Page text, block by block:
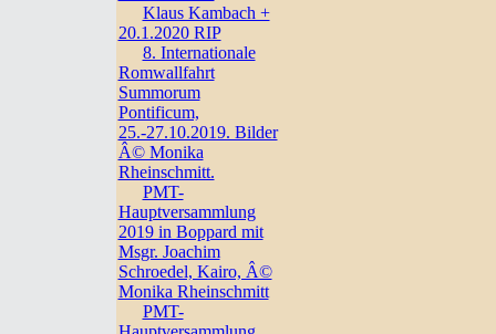
Klaus Kambach +
20.1.2020 RIP
8. Internationale
Romwallfahrt
Summorum
Pontificum,
25.-27.10.2019. Bilder
Â© Monika
Rheinschmitt.
PMT-
Hauptversammlung
2019 in Boppard mit
Msgr. Joachim
Schroedel, Kairo, Â©
Monika Rheinschmitt
PMT-